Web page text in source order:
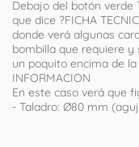
Debajo del botón verde
que dice ?FICHA
donde verá algunas
bombilla que requiere y
un poquito encima de
INFORMACION
En este caso verá que
- Taladro: Ø80 mm